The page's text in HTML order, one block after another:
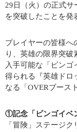
29日（火）の正式サ
を突破したことを発
プレイヤーの皆様へ
り、英雄の限界突
入手可能な「ビン
得られる『英雄ドロ
なる「OVERブース
①記念「ビンゴイベ
「冒険」ステージ